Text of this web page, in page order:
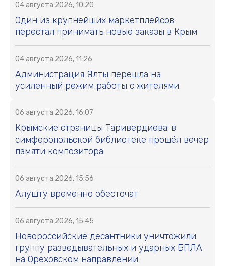
04 августа 2026, 10:20
Один из крупнейших маркетплейсов
перестал принимать новые заказы в Крым
04 августа 2026, 11:26
Администрация Ялты перешла на
усиленный режим работы с жителями
06 августа 2026, 16:07
Крымские страницы Таривердиева: в
симферопольской библиотеке прошёл вечер
памяти композитора
06 августа 2026, 15:56
Алушту временно обесточат
06 августа 2026, 15:45
Новороссийские десантники уничтожили
группу разведывательных и ударных БПЛА
на Ореховском направлении